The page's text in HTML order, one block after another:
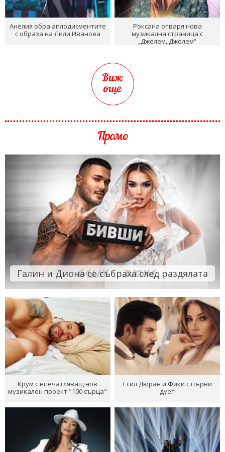
Анелия обра аплодисментите
с образа на Лили Иванова
Роксана отваря нова
музикална страница с
„Джелем, Джелем“
Виж
още
Промо
Галин и Диона се събраха след раздялата
Крум с впечатляващ нов
музикален проект "100 сърца"
Есил Дюран и Фики с първи
дует